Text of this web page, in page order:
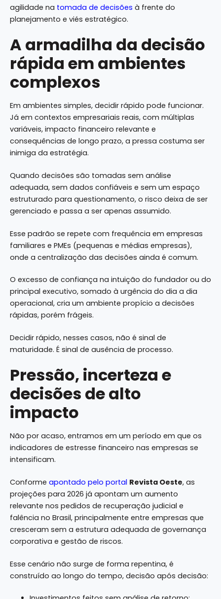
agilidade na tomada de decisões à frente do
planejamento e viés estratégico.
A armadilha da decisão
rápida em ambientes
complexos
Em ambientes simples, decidir rápido pode funcionar.
Já em contextos empresariais reais, com múltiplas
variáveis, impacto financeiro relevante e
consequências de longo prazo, a pressa costuma ser
inimiga da estratégia.
Quando decisões são tomadas sem análise
adequada, sem dados confiáveis e sem um espaço
estruturado para questionamento, o risco deixa de ser
gerenciado e passa a ser apenas assumido.
Esse padrão se repete com frequência em empresas
familiares e PMEs (pequenas e médias empresas),
onde a centralização das decisões ainda é comum.
O excesso de confiança na intuição do fundador ou do
principal executivo, somado à urgência do dia a dia
operacional, cria um ambiente propício a decisões
rápidas, porém frágeis.
Decidir rápido, nesses casos, não é sinal de
maturidade. É sinal de ausência de processo.
Pressão, incerteza e
decisões de alto
impacto
Não por acaso, entramos em um período em que os
indicadores de estresse financeiro nas empresas se
intensificam.
Conforme apontado pelo portal Revista Oeste, as
projeções para 2026 já apontam um aumento
relevante nos pedidos de recuperação judicial e
falência no Brasil, principalmente entre empresas que
cresceram sem a estrutura adequada de governança
corporativa e gestão de riscos.
Esse cenário não surge de forma repentina, é
construído ao longo do tempo, decisão após decisão: